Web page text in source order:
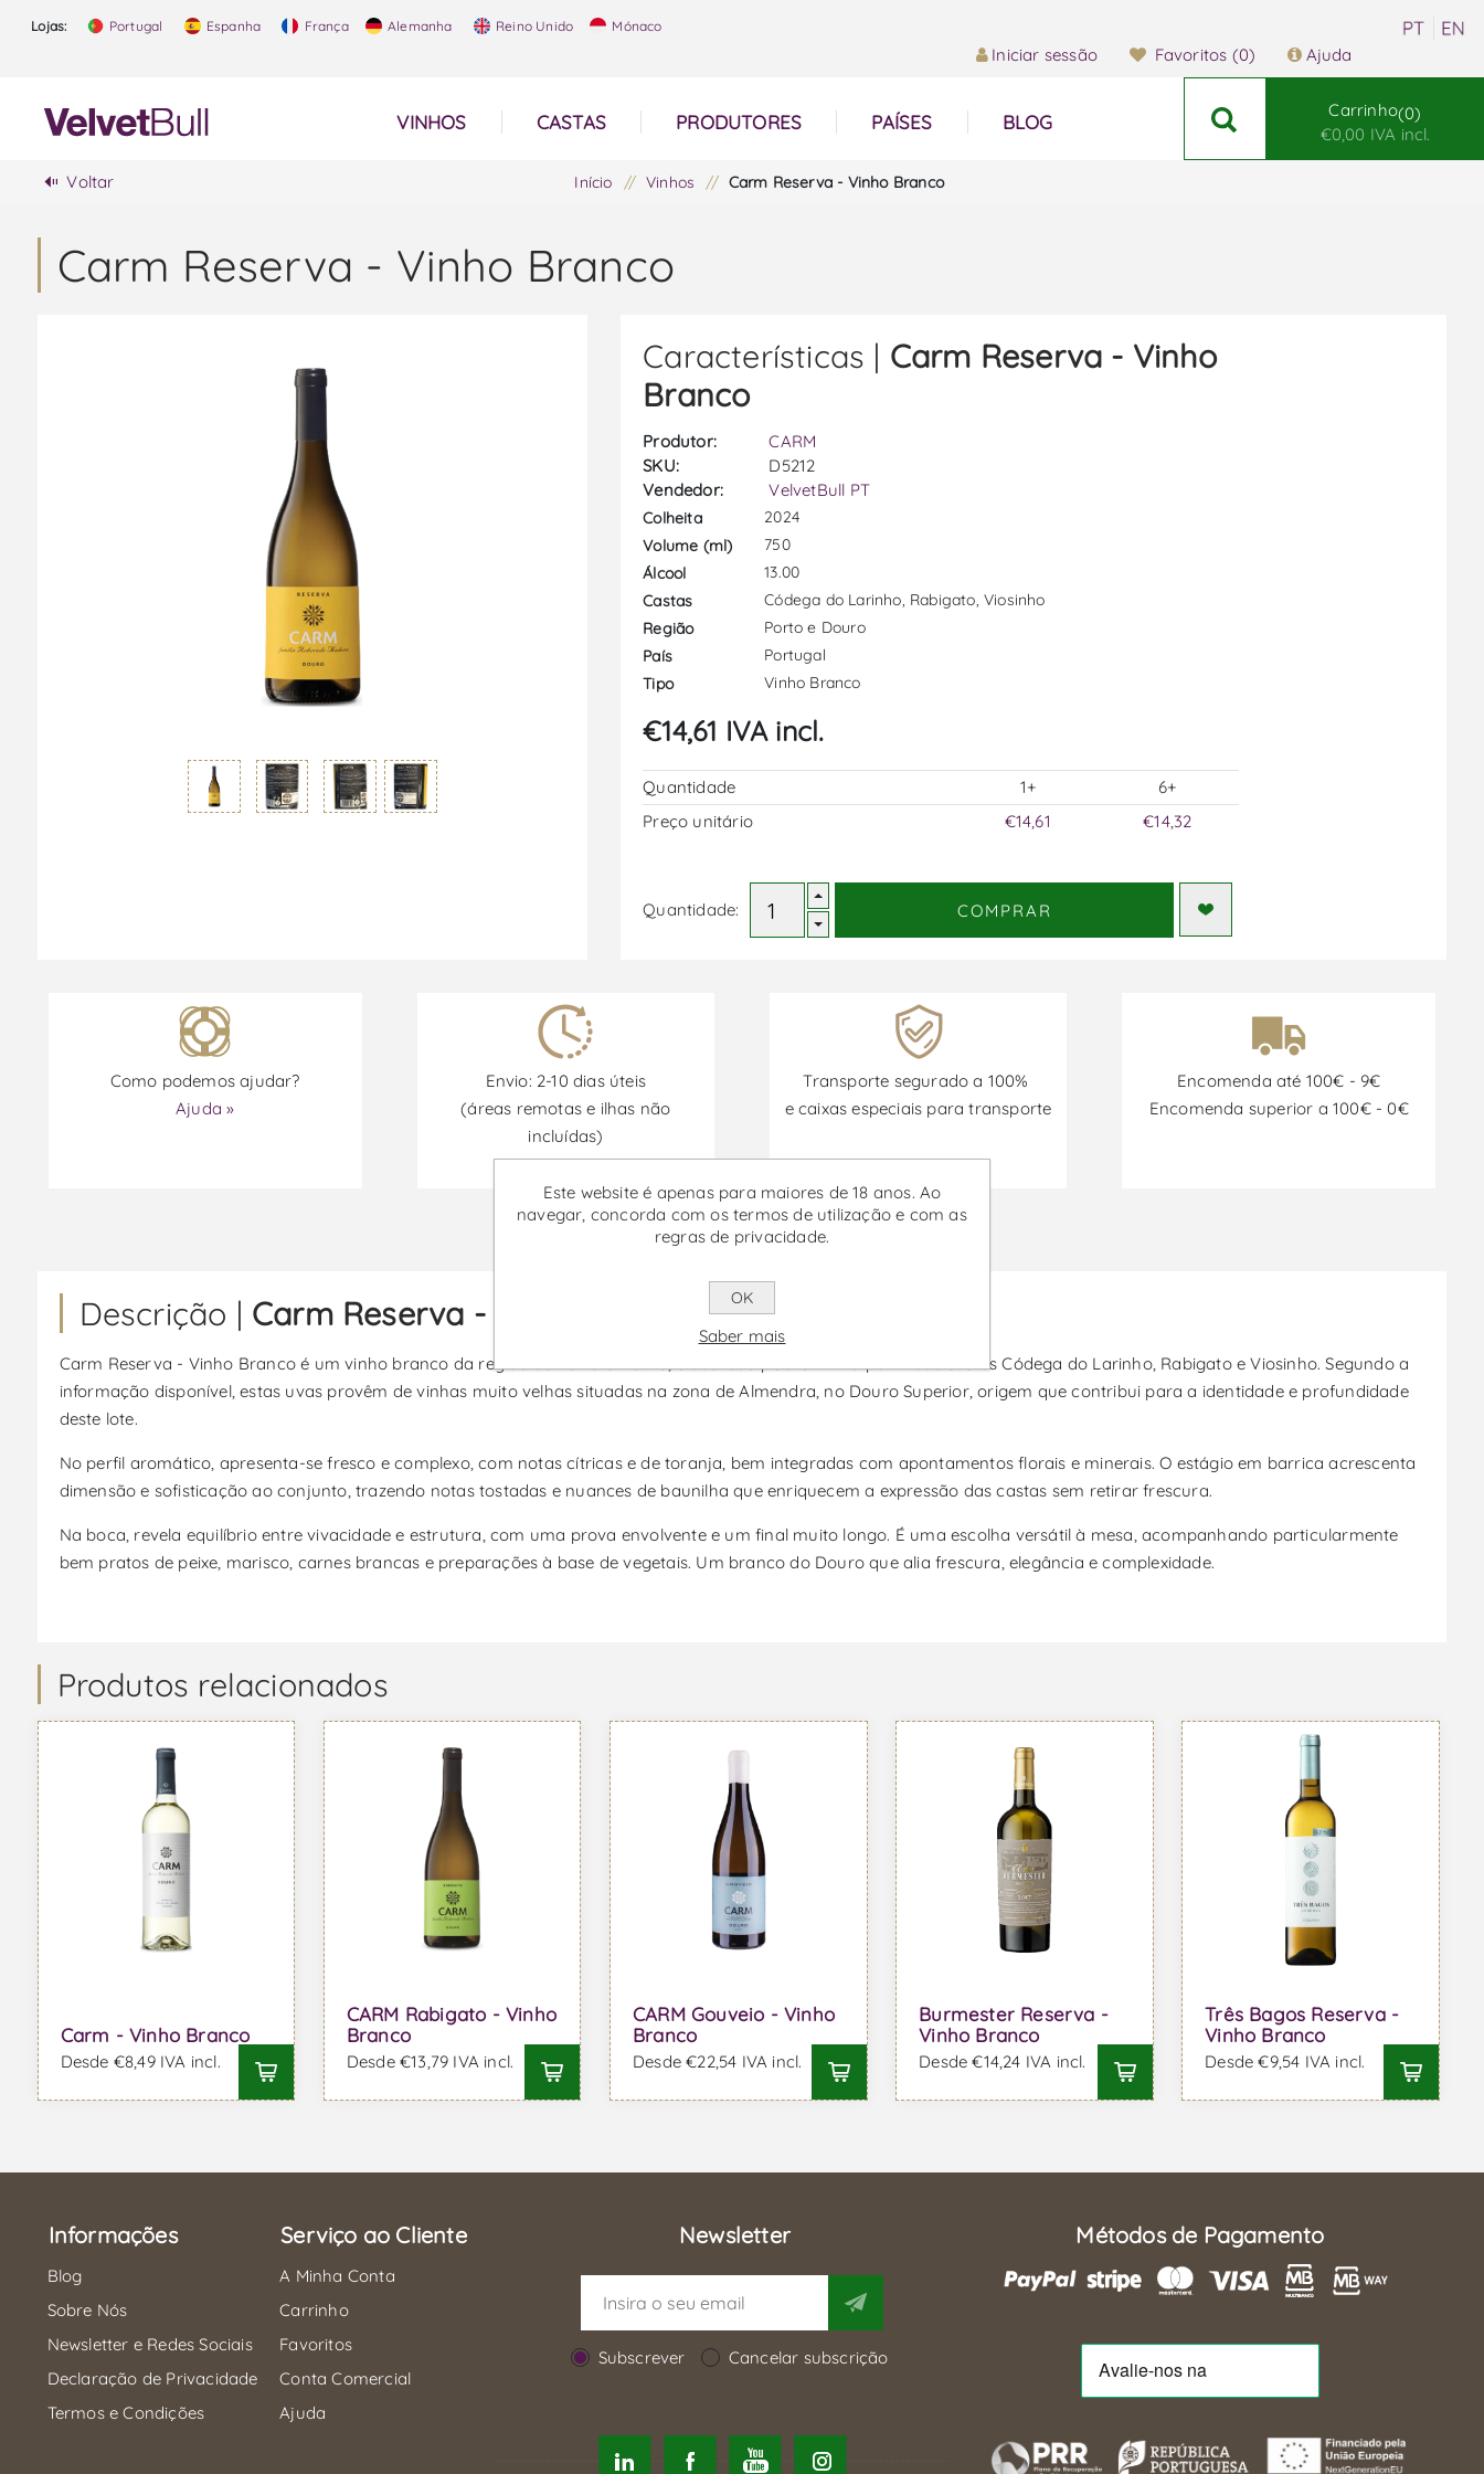
Lojas: Portugal Espanha França Alemanha Reino Unido Mónaco
Iniciar sessão Favoritos (0) Ajuda
VINHOS CASTAS PRODUTORES PAÍSES BLOG
Carrinho 0
€0,00 IVA incl.
Voltar Início / Vinhos / Carm Reserva - Vinho Branco
Carm Reserva - Vinho Branco
Características | Carm Reserva - Vinho
Branco
Produtor:
CARM
SKU:
D5212
Vendedor:
VelvetBull PT
Colheita
2024
Volume (ml)
750
Álcool
13.00
Castas
Códega do Larinho, Rabigato, Viosinho
Região
Porto e Douro
País
Portugal
Tipo
Vinho Branco
€14,61 IVA incl.
Quantidade 1+
6+
Preço unitário
€14,61 €14,32
Quantidade: COMPRAR
Como podemos ajudar?
Ajuda »
Envio: 2-10 dias úteis
(áreas remotas e ilhas não
incluídas)
Transporte segurado a 100%
e caixas especiais para transporte
Encomenda até 100€ - 9€
Encomenda superior a 100€ - 0€
Promoções disponíveis de 30/06/2026 a 30/09/2026
Descrição | Carm Reserva - Vinho Branco
Carm Reserva - Vinho Branco é um vinho branco da região de Porto e Douro, elaborado pela CARM a partir das castas Códega do Larinho, Rabigato e Viosinho. Segundo a
informação disponível, estas uvas provêm de vinhas muito velhas situadas na zona de Almendra, no Douro Superior, origem que contribui para a identidade e profundidade
deste lote.
No perfil aromático, apresenta-se fresco e complexo, com notas cítricas e de toranja, bem integradas com apontamentos florais e minerais. O estágio em barrica acrescenta
dimensão e sofisticação ao conjunto, trazendo notas tostadas e nuances de baunilha que enriquecem a expressão das castas sem retirar frescura.
Na boca, revela equilíbrio entre vivacidade e estrutura, com uma prova envolvente e um final muito longo. É uma escolha versátil à mesa, acompanhando particularmente
bem pratos de peixe, marisco, carnes brancas e preparações à base de vegetais. Um branco do Douro que alia frescura, elegância e complexidade.
Produtos relacionados
Carm - Vinho Branco
Desde €8,49 IVA incl.
CARM Rabigato - Vinho
Branco
Desde €13,79 IVA incl.
CARM Gouveio - Vinho
Branco
Desde €22,54 IVA incl.
Burmester Reserva -
Vinho Branco
Desde €14,24 IVA incl.
Três Bagos Reserva -
Vinho Branco
Desde €9,54 IVA incl.
Informações
Blog
Sobre Nós
Newsletter e Redes Sociais
Declaração de Privacidade
Termos e Condições
Serviço ao Cliente
A Minha Conta
Carrinho
Favoritos
Conta Comercial
Ajuda
Newsletter
Subscrever Cancelar subscrição
Métodos de Pagamento
Este website é apenas para maiores de 18 anos. Ao
navegar, concorda com os termos de utilização e com as
regras de privacidade.
OK
Saber mais